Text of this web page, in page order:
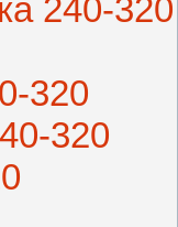
240-320
320
320